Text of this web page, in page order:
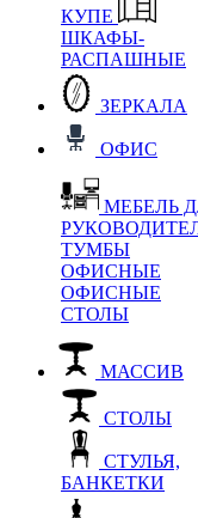
КУПЕ
ШКАФЫ-
РАСПАШНЫЕ
ЗЕРКАЛА
ОФИС
МЕБЕЛЬ
ТУМБЫ
ОФИСНЫЕ
ОФИСНЫЕ
СТОЛЫ
МАССИВ
СТОЛЫ
СТУЛЬЯ,
БАНКЕТКИ